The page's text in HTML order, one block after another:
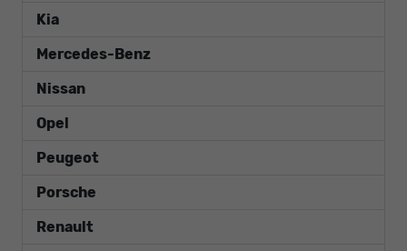
Kia
Mercedes-Benz
Nissan
Opel
Peugeot
Porsche
Renault